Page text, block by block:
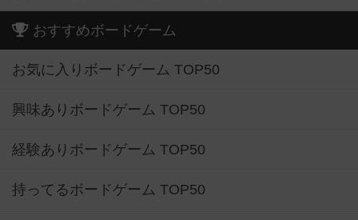
おすすめボードゲーム
お気に入りボードゲーム TOP50
興味ありボードゲーム TOP50
経験ありボードゲーム TOP50
持ってるボードゲーム TOP50